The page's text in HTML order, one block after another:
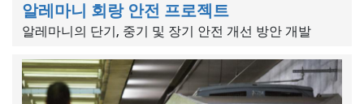
알레마니 회랑 안전 프로젝트
알레마니의 단기, 중기 및 장기 안전 개선 방안 개발